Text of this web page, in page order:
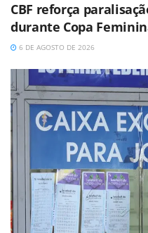
CBF reforça
durante Copa
6 DE AGOSTO DE 2026